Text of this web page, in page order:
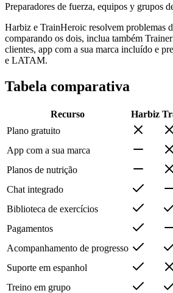
Preparadores de fuerza, equipos y grupos
Harbiz e TrainHeroic resolvem problemas
comparando os dois, inclua também
clientes, app com a sua marca incluído e
e LATAM.
Tabela comparativa
Recurso Harbiz
Plano gratuito
App com a sua marca
Planos de nutrição
Chat integrado
Biblioteca de exercícios
Pagamentos
Acompanhamento de progresso
Suporte em espanhol
Treino em grupo